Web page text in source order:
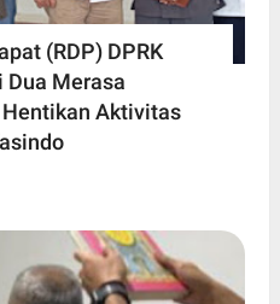
(RDP) DPRK
Merasa
Aktivitas